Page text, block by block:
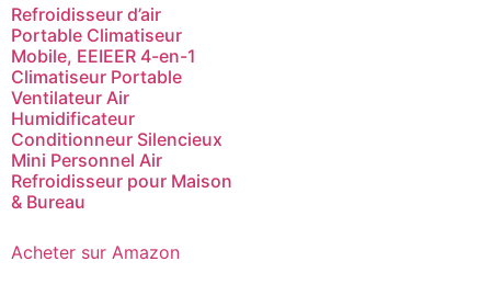
Refroidisseur d’air
Portable Climatiseur
Mobile, EEIEER 4-en-1
Climatiseur Portable
Ventilateur Air
Humidificateur
Conditionneur Silencieux
Mini Personnel Air
Refroidisseur pour Maison
& Bureau
Acheter sur Amazon